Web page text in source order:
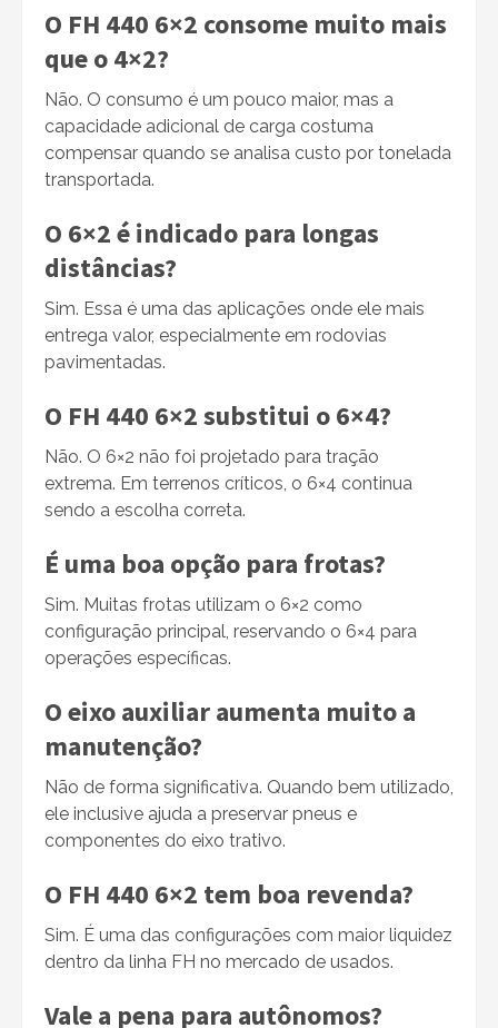
O FH 440 6×2 consome muito mais
que o 4×2?
Não. O consumo é um pouco maior, mas a
capacidade adicional de carga costuma
compensar quando se analisa custo por tonelada
transportada.
O 6×2 é indicado para longas
distâncias?
Sim. Essa é uma das aplicações onde ele mais
entrega valor, especialmente em rodovias
pavimentadas.
O FH 440 6×2 substitui o 6×4?
Não. O 6×2 não foi projetado para tração
extrema. Em terrenos críticos, o 6×4 continua
sendo a escolha correta.
É uma boa opção para frotas?
Sim. Muitas frotas utilizam o 6×2 como
configuração principal, reservando o 6×4 para
operações específicas.
O eixo auxiliar aumenta muito a
manutenção?
Não de forma significativa. Quando bem utilizado,
ele inclusive ajuda a preservar pneus e
componentes do eixo trativo.
O FH 440 6×2 tem boa revenda?
Sim. É uma das configurações com maior liquidez
dentro da linha FH no mercado de usados.
Vale a pena para autônomos?